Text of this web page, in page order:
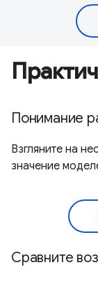
Понимание
Взгляните на
значение
Сравните